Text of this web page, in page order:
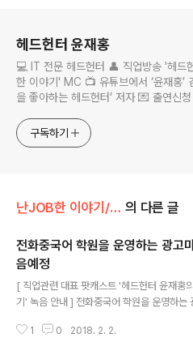
헤드헌터 윤재홍
💻 IT 전문 헤드헌터 👤 직업방송 '헤드
한 이야기' MC 📺 유튜브에서 ‘윤재홍’
을 좋아하는 헤드헌터’ 저자 💌 출연신
구독하기
난JOB한 이야기/시청자 질문 의 다른 글
전화중국어 학원을 운영하는 광고
음예정
[ 직업관련 대표 팟캐스트 '헤드헌터 윤재홍
기' 녹음 안내 ] 전화중국어 학원을 운영하는
글에 댓글 남겨 주시면 방송에서 빠짐 없이 질
1 0 2018. 2. 2.